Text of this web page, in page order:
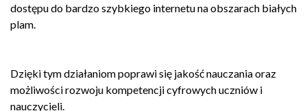
dostępu do bardzo szybkiego internetu na obszarach białych
plam.
Dzięki tym działaniom poprawi się jakość nauczania oraz
możliwości rozwoju kompetencji cyfrowych uczniów i
nauczycieli.